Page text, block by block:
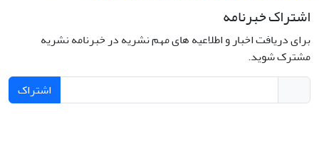
اشتراک خبرنامه
برای دریافت اخبار و اطلاعیه های مهم نشریه در خبرنامه نشریه
مشترک شوید.
اشتراک